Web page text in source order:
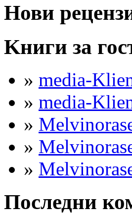
Нови
Kниги за
» media-
» media-
»
»
»
Последни